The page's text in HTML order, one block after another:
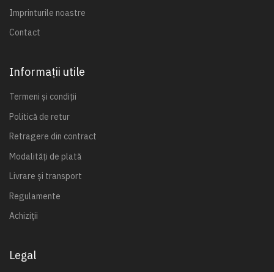
Imprinturile noastre
Contact
Informații utile
Termeni și condiții
Politică de retur
Retragere din contract
Modalități de plată
Livrare și transport
Regulamente
Achiziții
Legal